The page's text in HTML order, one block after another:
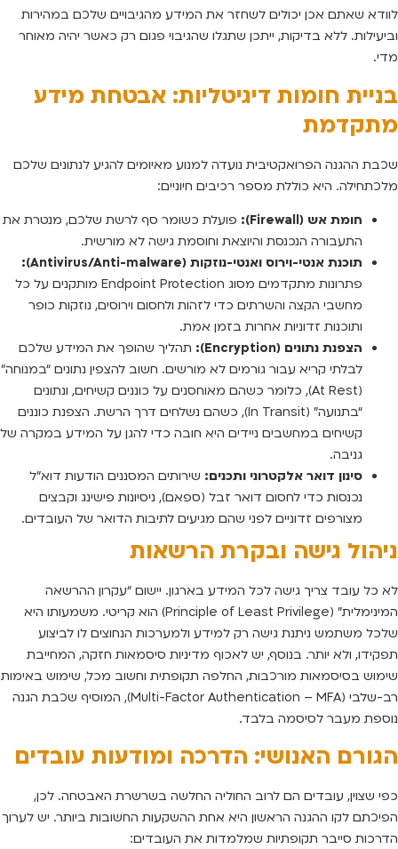
לוודא שאתם אכן יכולים לשחזר את המידע מהגיבויים שלכם במהירות
וביעילות. ללא בדיקות, ייתכן שתגלו שהגיבוי פגום רק כאשר יהיה מאוחר
מדי.
בניית חומות דיגיטליות: אבטחת מידע
מתקדמת
שכבת ההגנה הפרואקטיבית נועדה למנוע מאיומים להגיע לנתונים שלכם
מלכתחילה. היא כוללת מספר רכיבים חיוניים:
חומת אש (Firewall):
פועלת כשומר סף לרשת שלכם, מנטרת את
התעבורה הנכנסת והיוצאת וחוסמת גישה לא מורשית.
תוכנת אנטי-וירוס ואנטי-נוזקות (Antivirus/Anti-malware):
פתרונות מתקדמים מסוג Endpoint Protection מותקנים על כל
מחשבי הקצה והשרתים כדי לזהות ולחסום וירוסים, נוזקות כופר
ותוכנות זדוניות אחרות בזמן אמת.
הצפנת נתונים (Encryption):
תהליך שהופך את המידע שלכם
לבלתי קריא עבור גורמים לא מורשים. חשוב להצפין נתונים “במנוחה”
(At Rest), כלומר כשהם מאוחסנים על כוננים קשיחים, ונתונים
“בתנועה” (In Transit), כשהם נשלחים דרך הרשת. הצפנת כוננים
קשיחים במחשבים ניידים היא חובה כדי להגן על המידע במקרה של
גניבה.
סינון דואר אלקטרוני ותכנים: שירותים המסננים הודעות דוא”ל
נכנסות כדי לחסום דואר זבל (ספאם), ניסיונות פישינג וקבצים
מצורפים זדוניים לפני שהם מגיעים לתיבות הדואר של העובדים.
ניהול גישה ובקרת הרשאות
לא כל עובד צריך גישה לכל המידע בארגון. יישום “עקרון ההרשאה
המינימלית” (Principle of Least Privilege) הוא קריטי. משמעותו היא
שלכל משתמש ניתנת גישה רק למידע ולמערכות הנחוצים לו לביצוע
תפקידו, ולא יותר. בנוסף, יש לאכוף מדיניות סיסמאות חזקה, המחייבת
שימוש בסיסמאות מורכבות, החלפה תקופתית וחשוב מכל, שימוש באימות
רב-שלבי (Multi-Factor Authentication – MFA), המוסיף שכבת הגנה
נוספת מעבר לסיסמה בלבד.
הגורם האנושי: הדרכה ומודעות עובדים
כפי שצוין, עובדים הם לרוב החוליה החלשה בשרשרת האבטחה. לכן,
הפיכתם לקו ההגנה הראשון היא אחת ההשקעות החשובות ביותר. יש לערוך
הדרכות סייבר תקופתיות שמלמדות את העובדים: